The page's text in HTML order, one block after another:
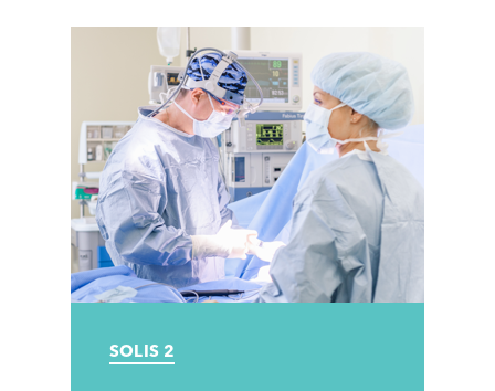
SOLIS 2